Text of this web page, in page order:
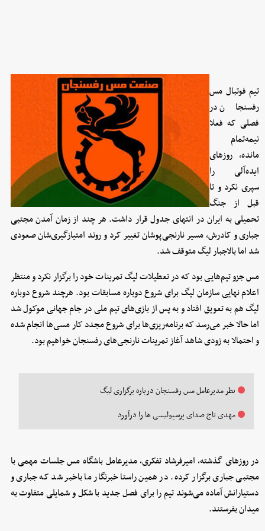
تیم فوتبال مس
رفسنجان در
فصلی که فعلا
نیمه‌تمام
مانده، روزهای
ایده‌آلی را
سپری نکرد و تا
قبل از جنگ
تحمیلی به ایران در انتهای جدول قرار داشت. هر چند از زمان آمدن مجتبی
جباری و کادرش، مسیر نارنجی‌پوشان تغییر کرد و روند امتیازگیری‌شان صعودی
شد اما بالاجبار لیگ متوقف شد.
مس جزو تیم‌هایی بود که در تعطیلات لیگ تمرینات خود را برگزار نکرد و منتظر
اعلام نهایی سازمان لیگ برای شروع دوباره مسابقات بود. هرچند شروع دوباره
لیگ هم به تعویق افتاد و به پس از بازی‌های تیم ملی در جام جهانی موکول شد
اما حالا خبر می‌رسد که برنامه‌ریزی‌ها برای شروع مجدد کار مسی‌ها انجام شده
و احتمالا به زودی شاهد آغاز تمرینات نارنجی‌های رفسنجان خواهیم بود.
نظر مدیرعامل مس رفسنجان درباره برگزاری لیگ
مهدی تاج صدای پرسپولیسی ها را درآورد
در روزهای گذشته، امیرفرشاد تفکری، مدیرعامل باشگاه مس جلسات مهمی با
مجتبی جباری برگزار کرده. در همین راستا خبرنگار ما باخبر شد که جباری و
دستیارانش آماده می‌شوند تیم را برای فصل جدید با شکل و شمایلی متفاوت به
میدان بفرستند.